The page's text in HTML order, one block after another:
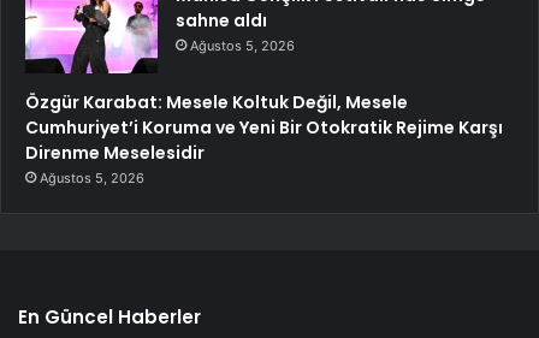
sahne aldı
Ağustos 5, 2026
Özgür Karabat: Mesele Koltuk Değil, Mesele
Cumhuriyet’i Koruma ve Yeni Bir Otokratik Rejime Karşı
Direnme Meselesidir
Ağustos 5, 2026
En Güncel Haberler